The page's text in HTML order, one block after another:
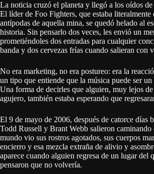
La noticia cruzó el planeta y llegó a los oídos
El líder de Foo Fighters, que estaba literalmente
antípodas de aquella mina, se quedó helado al
historia. Sin pensarlo dos veces, les envió un
prometiéndoles dos entradas para cualquier
banda y dos cervezas frías cuando salieran con
No era marketing, no era postureo: era la
un tipo que entiende que la música puede ser un
Una forma de decirles que alguien, muy lejos de
agujero, también estaba esperando que
El 9 de mayo de 2006, después de catorce días
Todd Russell y Brant Webb salieron caminando
mundo vio sus rostros agotados, sus cuerpos
encierro y esa mezcla extraña de alivio y
aparece cuando alguien regresa de un lugar del
pensaron que no volvería.